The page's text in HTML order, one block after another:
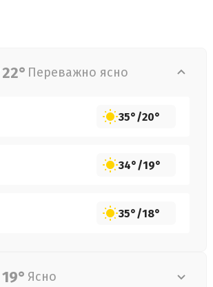
22° Переважно ясно
35°/20°
34°/19°
35°/18°
19° Ясно